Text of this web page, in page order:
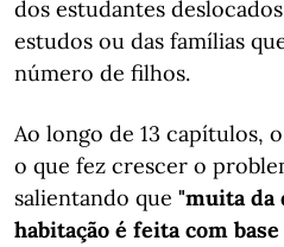
dos estudantes
estudos ou das famílias
número de filhos.
Ao longo de 13 capítulos,
o que fez crescer o
salientando que "muita da
habitação é feita com